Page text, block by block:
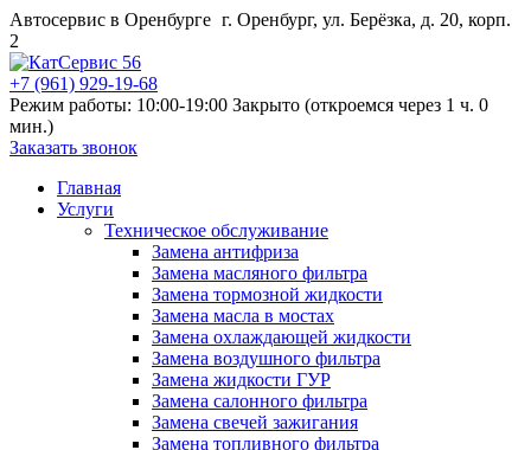
Автосервис в Оренбурге г. Оренбург, ул. Берёзка, д. 20, корп.
2
+7 (961) 929-19-68
Режим работы: 10:00-19:00 Закрыто (откроемся через 1 ч. 0
мин.)
Заказать звонок
Главная
Услуги
Техническое обслуживание
Замена антифриза
Замена масляного фильтра
Замена тормозной жидкости
Замена масла в мостах
Замена охлаждающей жидкости
Замена воздушного фильтра
Замена жидкости ГУР
Замена салонного фильтра
Замена свечей зажигания
Замена топливного фильтра